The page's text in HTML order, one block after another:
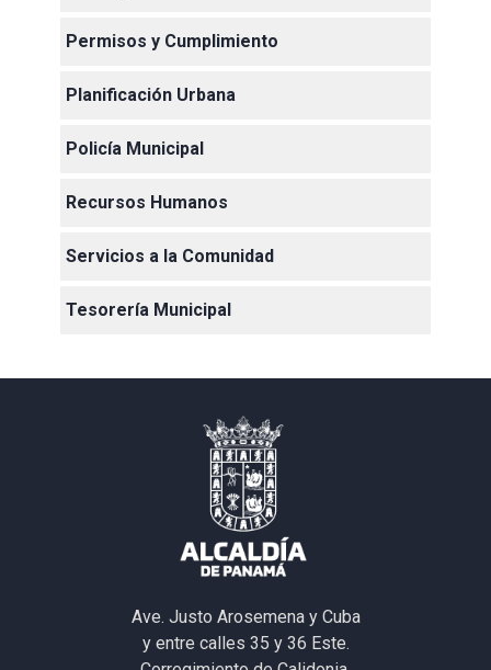
Permisos y Cumplimiento
Planificación Urbana
Policía Municipal
Recursos Humanos
Servicios a la Comunidad
Tesorería Municipal
Ave. Justo Arosemena y Cuba
y entre calles 35 y 36 Este.